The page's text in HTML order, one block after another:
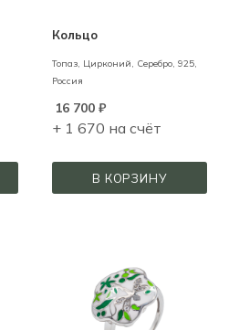
Кольцо
Топаз, Цирконий, Серебро, 925,
Россия
16 700₽
+ 1 670 на счёт
В КОРЗИНУ